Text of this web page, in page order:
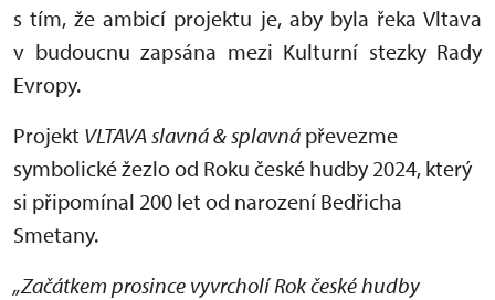
s tím, že ambicí projektu je, aby byla řeka Vltava
v budoucnu zapsána mezi Kulturní stezky Rady
Evropy.
Projekt VLTAVA slavná & splavná převezme
symbolické žezlo od Roku české hudby 2024, který
si připomínal 200 let od narození Bedřicha
Smetany.
„Začátkem prosince vyvrcholí Rok české hudby